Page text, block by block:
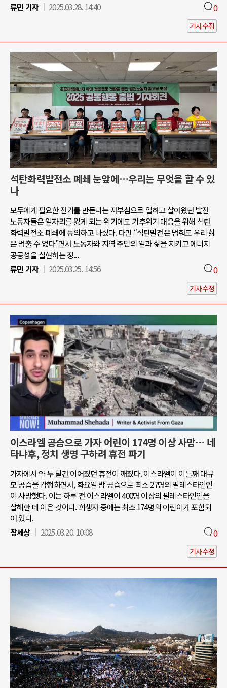
류민 기자
2025.03.28. 14:40 0
기사수정
석탄화력발전소 폐쇄 눈앞에…우리는 무엇을 할 수 있
나
모두에게 필요한 전기를 만든다는 자부심으로 일하고 살아왔던 발전
노동자들은 일자리를 잃게 되는 위기에도 기후위기 대응을 위해 석탄
화력발전소 폐쇄에 동의하고 나섰다. 다만 “석탄발전은 멈춰도 우리 삶
은 멈출 수 없다”면서 노동자와 지역 주민의 일과 삶을 지키고 에너지
공공성을 실현하는 정...
류민 기자
2025.03.25. 14:56 0
기사수정
이스라엘 공습으로 가자 어린이 174명 이상 사망… 네
타냐후, 정치 생명 구하려 휴전 파기
가자에서 약 두 달간 이어졌던 휴전이 깨졌다. 이스라엘이 이틀째 대규
모 공습을 감행하면서, 화요일 밤 공습으로 최소 27명의 팔레스타인인
이 사망했다. 이는 하루 전 이스라엘이 400명 이상의 팔레스타인인을
살해한 데 이은 것이다. 희생자 중에는 최소 174명의 어린이가 포함되
어 있다.
참세상
2025.03.20. 10:08 0
기사수정